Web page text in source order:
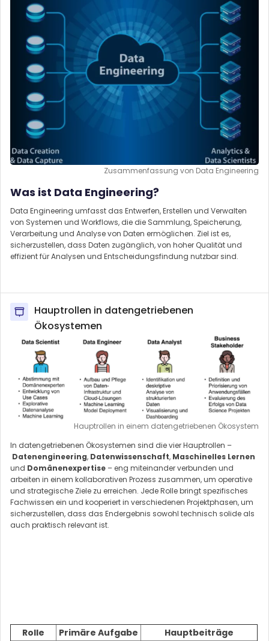
Zusammenfassung von Data Engineering
Was ist Data Engineering?
Data Engineering umfasst das Entwerfen, Erstellen und Verwalten
von Systemen und Workflows, die die Sammlung, Speicherung,
Verarbeitung und Analyse von Daten ermöglichen. Ziel ist es,
sicherzustellen, dass Daten zugänglich, von hoher Qualität und
effizient für Analysen und Entscheidungsfindung nutzbar sind.
Hauptrollen in datengetriebenen
Ökosystemen
Hauptrollen in einem datengetriebenen Ökosystem
In datengetriebenen Ökosystemen sind die vier Hauptrollen –
Datenengineering, Datenwissenschaft, Maschinelles Lernen
und Domänenexpertise – eng miteinander verbunden und
arbeiten in einem kollaborativen Prozess zusammen, um operative
und strategische Ziele zu erreichen. Jede Rolle bringt spezifisches
Fachwissen ein und kooperiert in verschiedenen Projektphasen, um
sicherzustellen, dass das Endergebnis sowohl technisch solide als
auch praktisch relevant ist.
Rolle Primäre Aufgabe Hauptbeiträge